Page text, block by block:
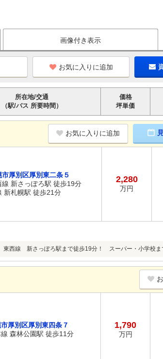
画像付き表示
お気に入りに追加
所在地/交通
（駅/バス 所要時間）
価格
坪単価
お気に入りに追加
厚別区厚別東二条５
線 新さっぽろ駅 徒歩19分
新札幌駅 徒歩21分
2,280
万円
西線 新さっぽろ駅まで徒歩19分！ スーパー・小学校ま
厚別区厚別東四条７
線 森林公園駅 徒歩11分
1,790
万円